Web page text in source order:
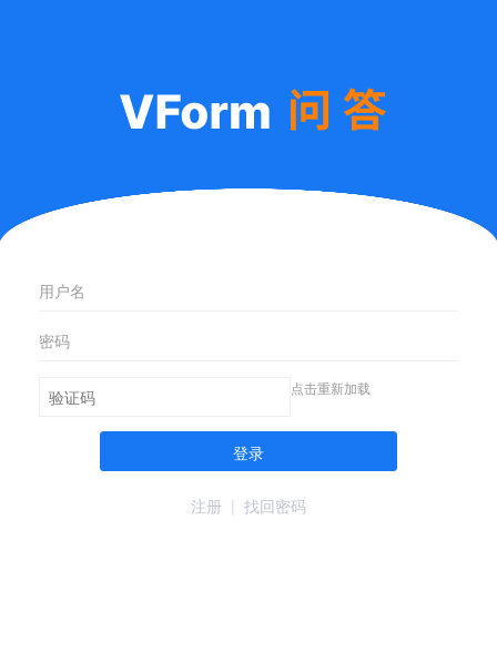
点击重新加载
登录
注册 | 找回密码